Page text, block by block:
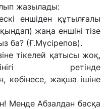
жазылады:
еншіден құтылғалы
жаңа еншіні тізе
ба? (Ғ.Мүсірепов).
тікелей қатысы жоқ,
ретінде
көбінесе, жақша ішіне
Менде Абзалдан басқа